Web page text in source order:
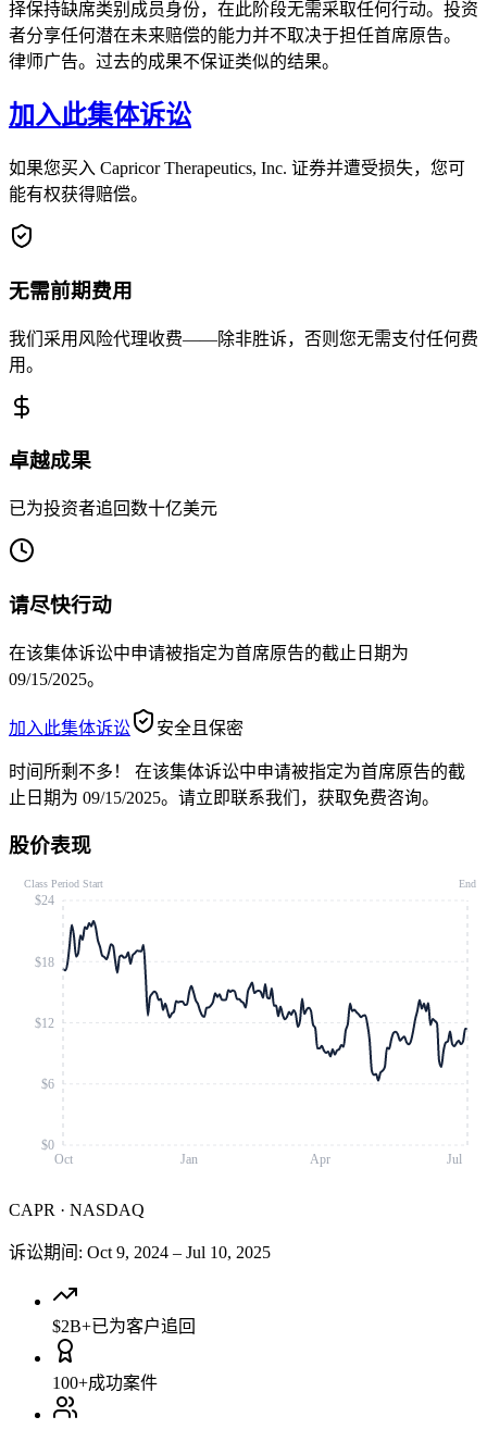
择保持缺席类别成员身份，在此阶段无需采取任何行动。投资
者分享任何潜在未来赔偿的能力并不取决于担任首席原告。
律师广告。过去的成果不保证类似的结果。
加入此集体诉讼
如果您买入 Capricor Therapeutics, Inc. 证券并遭受损失，您可
能有权获得赔偿。
无需前期费用
我们采用风险代理收费——除非胜诉，否则您无需支付任何费
用。
卓越成果
已为投资者追回数十亿美元
请尽快行动
在该集体诉讼中申请被指定为首席原告的截止日期为
09/15/2025。
加入此集体诉讼 安全且保密
时间所剩不多！
在该集体诉讼中申请被指定为首席原告的截
止日期为 09/15/2025。请立即联系我们，获取免费咨询。
股价表现
Oct Jan Apr Jul
$0
$6
$12
$18
$24
Class Period Start End
CAPR · NASDAQ
诉讼期间 : Oct 9, 2024 – Jul 10, 2025
$2B+已为客户追回
100+成功案件